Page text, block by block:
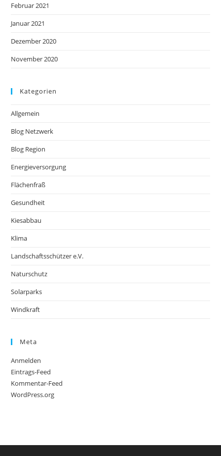
Februar 2021
Januar 2021
Dezember 2020
November 2020
Kategorien
Allgemein
Blog Netzwerk
Blog Region
Energieversorgung
Flächenfraß
Gesundheit
Kiesabbau
Klima
Landschaftsschützer e.V.
Naturschutz
Solarparks
Windkraft
Meta
Anmelden
Eintrags-Feed
Kommentar-Feed
WordPress.org